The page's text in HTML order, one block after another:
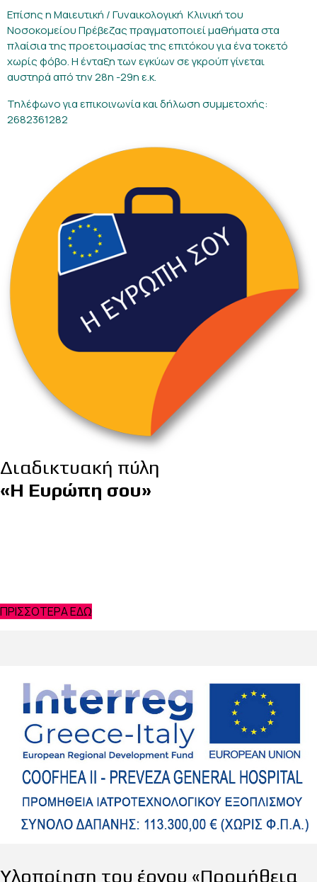
Επίσης η Μαιευτική / Γυναικολογική Κλινική του
Νοσοκομείου Πρέβεζας πραγματοποιεί μαθήματα στα
πλαίσια της προετοιμασίας της επιτόκου για ένα τοκετό
χωρίς φόβο. Η ένταξη των εγκύων σε γκρούπ γίνεται
αυστηρά από την 28η -29η ε.κ.
Τηλέφωνο για επικοινωνία και δήλωση συμμετοχής:
2682361282
Διαδικτυακή πύλη
«Η Ευρώπη σου»
ΠΡΙΣΣΟΤΕΡΑ ΕΔΩ
Υλοποίηση του έργου «Προμήθεια